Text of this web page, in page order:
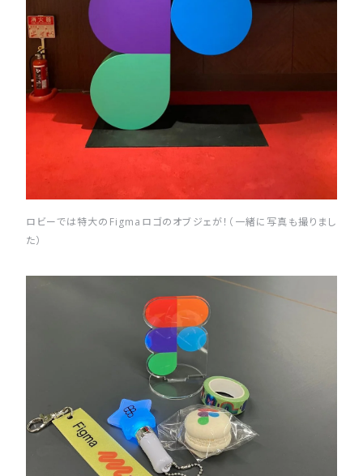
ロビーでは特大のFigmaロゴのオブジェが！（一緒に写真も撮りまし
た）